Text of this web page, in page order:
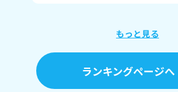
もっと見る
ランキングページへ